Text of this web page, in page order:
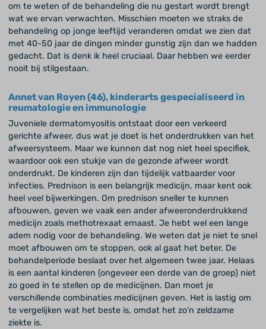
om te weten of de behandeling die nu gestart wordt brengt
wat we ervan verwachten. Misschien moeten we straks de
behandeling op jonge leeftijd veranderen omdat we zien dat
met 40-50 jaar de dingen minder gunstig zijn dan we hadden
gedacht. Dat is denk ik heel cruciaal. Daar hebben we eerder
nooit bij stilgestaan.
Annet van Royen (46), kinderarts gespecialiseerd in
reumatologie en immunologie
Juveniele dermatomyositis ontstaat door een verkeerd
gerichte afweer, dus wat je doet is het onderdrukken van het
afweersysteem. Maar we kunnen dat nog niet heel specifiek,
waardoor ook een stukje van de gezonde afweer wordt
onderdrukt. De kinderen zijn dan tijdelijk vatbaarder voor
infecties. Prednison is een belangrijk medicijn, maar kent ook
heel veel bijwerkingen. Om prednison sneller te kunnen
afbouwen, geven we vaak een ander afweeronderdrukkend
medicijn zoals methotrexaat ernaast. Je hebt wel een lange
adem nodig voor de behandeling. We weten dat je niet te snel
moet afbouwen om te stoppen, ook al gaat het beter. De
behandelperiode beslaat over het algemeen twee jaar. Helaas
is een aantal kinderen (ongeveer een derde van de groep) niet
zo goed in te stellen op de medicijnen. Dan moet je
verschillende combinaties medicijnen geven. Het is lastig om
te vergelijken wat het beste is, omdat het zo’n zeldzame
ziekte is.